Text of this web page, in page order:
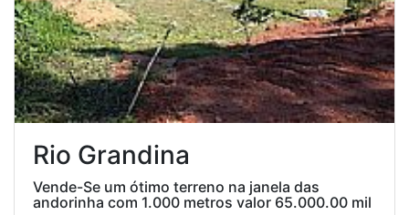
Rio Grandina
Vende-Se um ótimo terreno na janela das
andorinha com 1.000 metros valor 65.000.00 mil